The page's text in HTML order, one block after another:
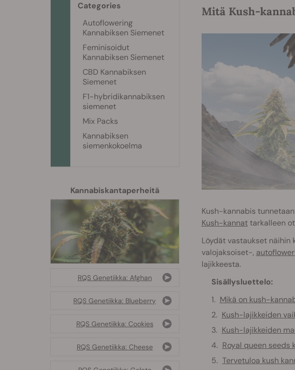
Mitä Kush-
Kush-kannabis
Kush-kannattarkalleen
Löydät vastaukset näihin
valojaksoiset-,
lajikkeesta.
Sisällysluettelo:
Mikä on kush-
Kush-lajikkeiden
Kush-lajikkeiden
Royal queen seeds
Tervetuloa kush
Categories
Autoflowering
Kannabiksen Siemenet
Feminisoidut
Kannabiksen Siemenet
CBD Kannabiksen
Siemenet
F1-hybridikannabiksen
siemenet
Mix Packs
Kannabiksen
siemenkokoelma
Kannabiskantaperheitä
RQS Genetiikka: Afghan
RQS Genetiikka: Blueberry
RQS Genetiikka: Cookies
RQS Genetiikka: Cheese